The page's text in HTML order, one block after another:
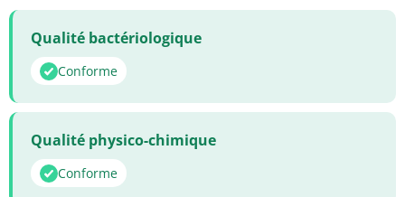
Qualité bactériologique
Conforme
Qualité physico-chimique
Conforme